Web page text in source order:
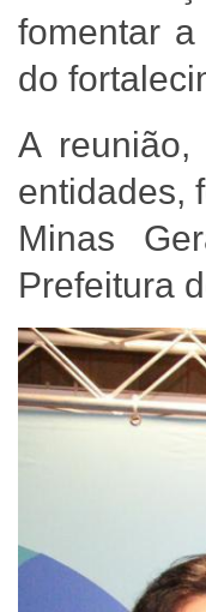
fomentar
do
A
entidades,
Minas
Prefeitura